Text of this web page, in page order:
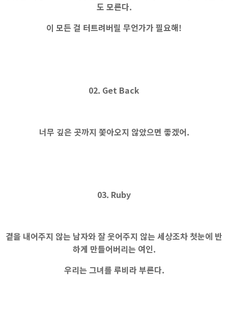
도 모른다.
이 모든 걸 터트려버릴 무언가가 필요해!
02. Get Back
너무 깊은 곳까지 쫓아오지 않았으면 좋겠어.
03. Ruby
곁을 내어주지 않는 남자와 잘 웃어주지 않는 세상조차 첫눈에 반
하게 만들어버리는 여인.
우리는 그녀를 루비라 부른다.